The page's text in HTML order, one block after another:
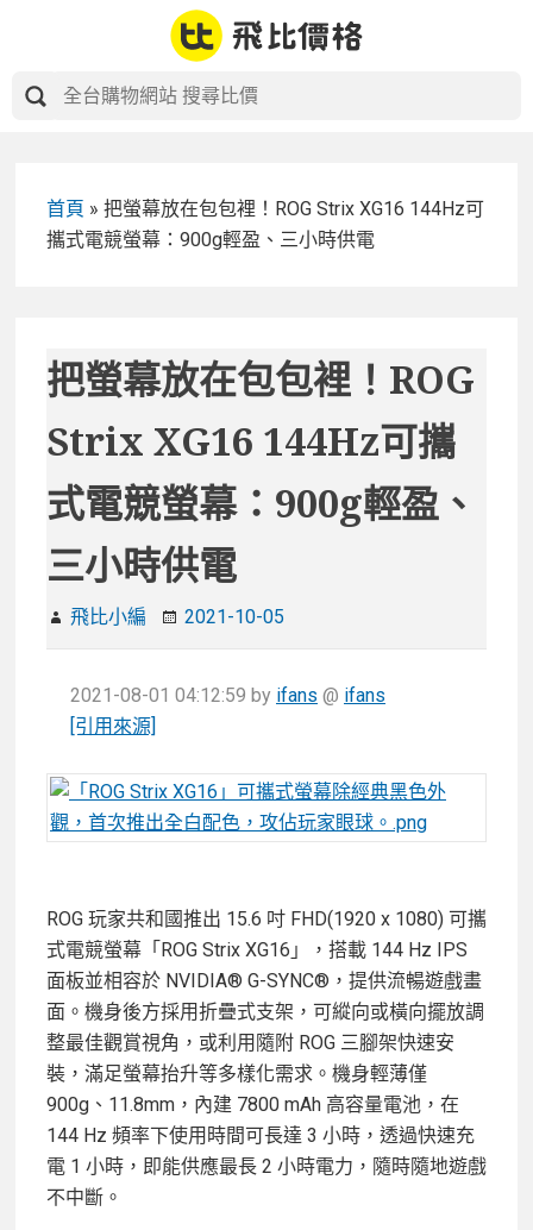
首頁 » 把螢幕放在包包裡！ROG Strix XG16 144Hz可
攜式電競螢幕：900g輕盈、三小時供電
把螢幕放在包包裡！ROG
Strix XG16 144Hz可攜
式電競螢幕：900g輕盈、
三小時供電
飛比小編 2021-10-05
2021-08-01 04:12:59 by ifans @ ifans
[引用來源]
ROG 玩家共和國推出 15.6 吋 FHD(1920 x 1080) 可攜
式電競螢幕「ROG Strix XG16」，搭載 144 Hz IPS
面板並相容於 NVIDIA® G-SYNC®，提供流暢遊戲畫
面。機身後方採用折疊式支架，可縱向或橫向擺放調
整最佳觀賞視角，或利用隨附 ROG 三腳架快速安
裝，滿足螢幕抬升等多樣化需求。機身輕薄僅
900g、11.8mm，內建 7800 mAh 高容量電池，在
144 Hz 頻率下使用時間可長達 3 小時，透過快速充
電 1 小時，即能供應最長 2 小時電力，隨時隨地遊戲
不中斷。